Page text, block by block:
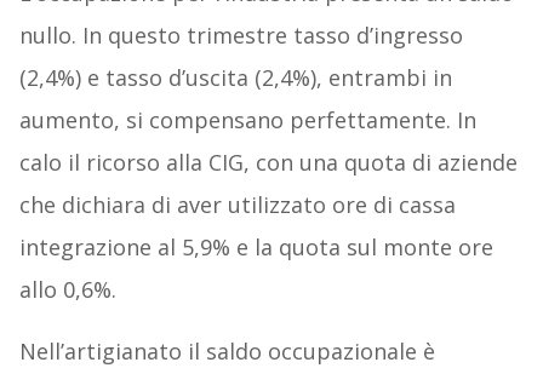
nullo. In questo trimestre tasso d’ingresso
(2,4%) e tasso d’uscita (2,4%), entrambi in
aumento, si compensano perfettamente. In
calo il ricorso alla CIG, con una quota di aziende
che dichiara di aver utilizzato ore di cassa
integrazione al 5,9% e la quota sul monte ore
allo 0,6%.
Nell’artigianato il saldo occupazionale è